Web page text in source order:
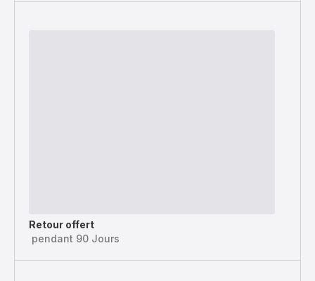
Retour offert
pendant 90 Jours